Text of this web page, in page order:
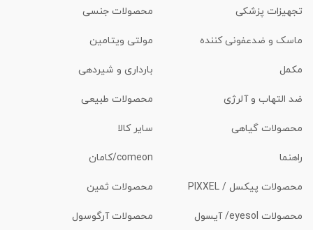
تجهیزات پزشکی محصولات جنسی
ماسک و ضدعفونی کننده مولتی ویتامین
مکمل بارداری و شیردهی
ضد التهاب و آلرژی محصولات طبیعی
محصولات گیاهی سایر کالا
راهنما comeon/کامان
محصولات پیکسل / PIXXEL محصولات ثمین
محصولات eyesol/ آیسول محصولات آرگوسول